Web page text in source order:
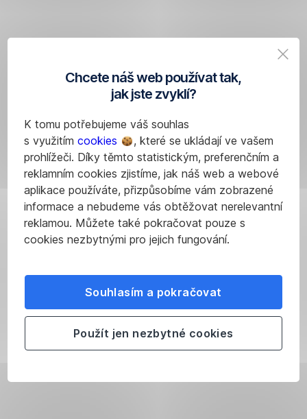
Chcete náš web používat tak,
jak jste zvyklí?
K tomu potřebujeme váš souhlas
s využitím cookies
, které se ukládají ve vašem
prohlížeči. Díky těmto statistickým, preferenčním a
reklamním cookies zjistíme, jak náš web a webové
aplikace používáte, přizpůsobíme vám zobrazené
informace a nebudeme vás obtěžovat nerelevantní
reklamou. Můžete také pokračovat pouze s
cookies nezbytnými pro jejich fungování.
Souhlasím a pokračovat
Použít jen nezbytné cookies